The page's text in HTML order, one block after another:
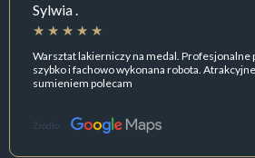
Sylwia .
Warsztat lakierniczy na medal. Profesjonalne
szybko i fachowo wykonana robota.
sumieniem polecam
Źródło: